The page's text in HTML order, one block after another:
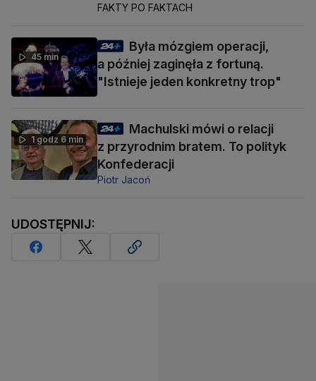
FAKTY PO FAKTACH
45 min
Była mózgiem operacji,
a później zaginęła z fortuną.
"Istnieje jeden konkretny trop"
1 godz 6 min
Machulski mówi o relacji
z przyrodnim bratem. To polityk
Konfederacji
Piotr Jacoń
UDOSTĘPNIJ: